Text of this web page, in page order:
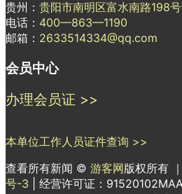
贵州： 贵阳市南明区富水南路198
电话： 400—863—1190
邮箱： 2633514334@qq.com
会员中心
办理会员证 >>
本单位工作人员证件查询 >>
查看所有新闻 © 游客网版权所有 ｜
号-3
| 经营许可证：